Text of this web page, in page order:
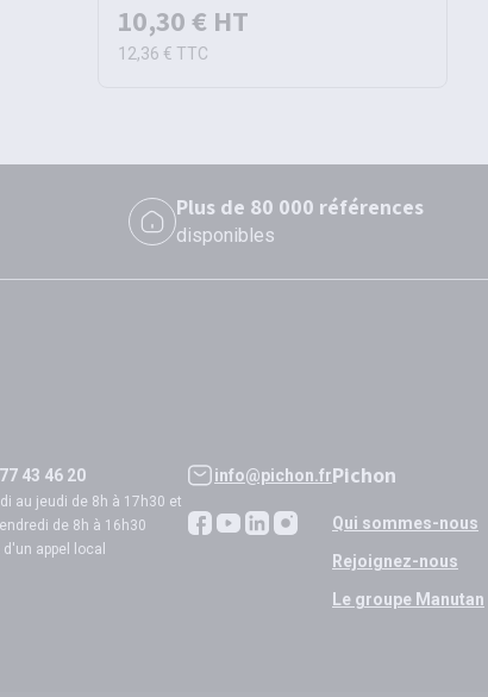
10,30 € HT
12,36 € TTC
Plus de 80 000 références
disponibles
43 46 20
au jeudi de 8h à 17h30 et
de 8h à 16h30
d'un appel local
info@pichon.frPichon
Qui sommes-nous
Rejoignez-nous
Le groupe Manutan